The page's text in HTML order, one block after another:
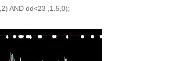
AND dd<23 ,1.5,0);